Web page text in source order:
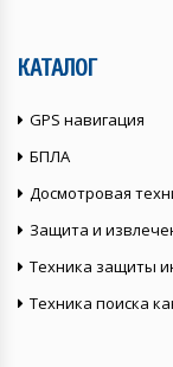
КАТАЛОГ
GPS навигация
БПЛА
Досмотровая
Защита и
Техника защиты
Техника поиска